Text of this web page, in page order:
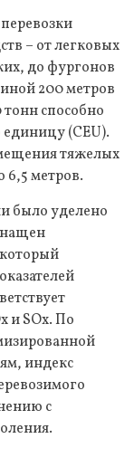
– от легковых
до фургонов
200 метров
способно
(CEU).
тяжелых
6,5 метров.
было уделено
и SOx. По
индекс
с